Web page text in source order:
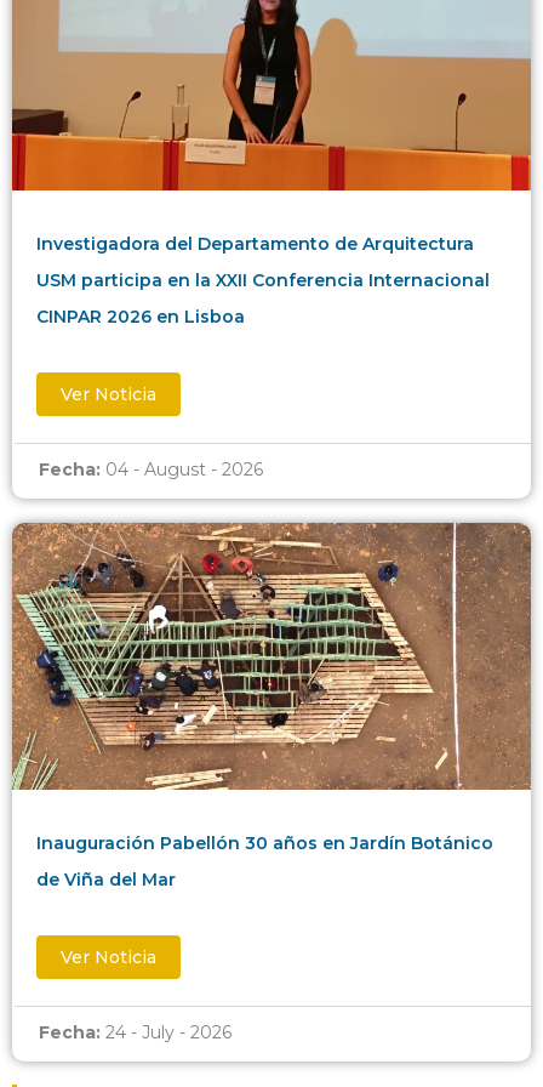
Investigadora del Departamento de Arquitectura
USM participa en la XXII Conferencia Internacional
CINPAR 2026 en Lisboa
Ver Noticia
Fecha: 04 - August - 2026
Inauguración Pabellón 30 años en Jardín Botánico
de Viña del Mar
Ver Noticia
Fecha: 24 - July - 2026